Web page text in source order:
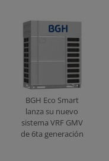
BGH Eco Smart
lanza su nuevo
sistema VRF GMV
de 6ta generación